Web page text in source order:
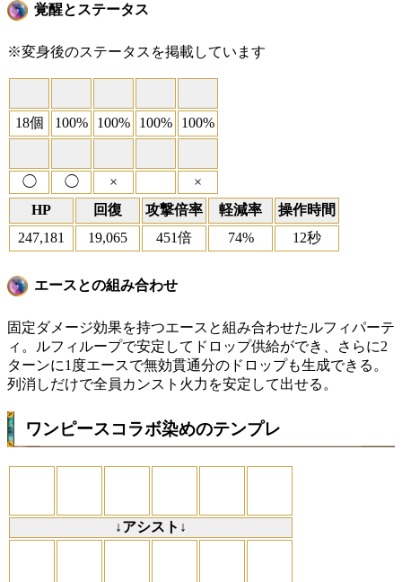
覚醒とステータス
※変身後のステータスを掲載しています
18個 100% 100% 100% 100%
◯ ◯ ×
×
HP
回復 攻撃倍率 軽減率
操作時間
247,181
19,065 451倍 74% 12秒
エースとの組み合わせ
固定ダメージ効果を持つエースと組み合わせたルフィパーテ
ィ。ルフィループで安定してドロップ供給ができ、さらに2
ターンに1度エースで無効貫通分のドロップも生成できる。
列消しだけで全員カンスト火力を安定して出せる。
ワンピースコラボ染めのテンプレ
↓アシスト↓